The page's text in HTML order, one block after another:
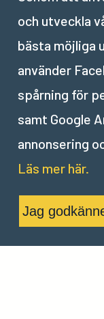
Uppgift
Certifiering
och utveckla
bästa möjliga
använder
spårning för
samt Google
annonsering
Läs mer här.
Jag